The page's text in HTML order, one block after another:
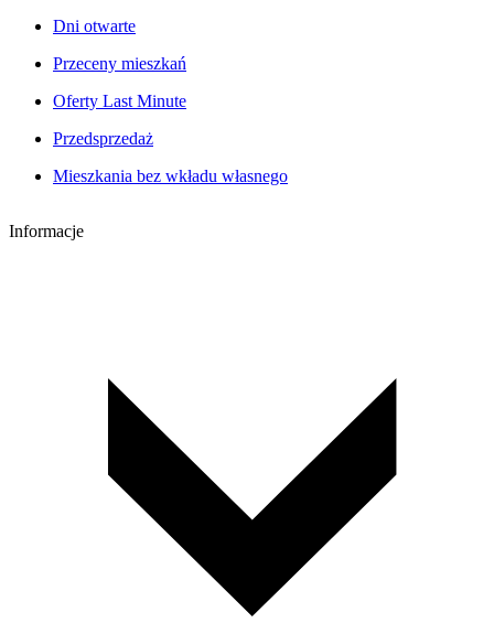
Dni otwarte
Przeceny mieszkań
Oferty Last Minute
Przedsprzedaż
Mieszkania bez wkładu własnego
Informacje